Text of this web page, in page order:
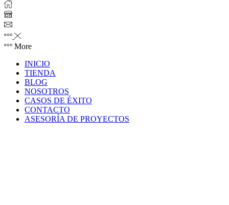
More
INICIO
TIENDA
BLOG
NOSOTROS
CASOS DE ÉXITO
CONTACTO
ASESORÍA DE PROYECTOS